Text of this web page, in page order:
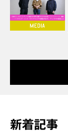
新着記事